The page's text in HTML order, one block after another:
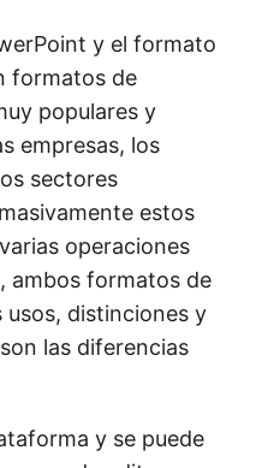
y el formato
formatos de
populares y
empresas, los
sectores
estos
operaciones
ambos formatos de
distinciones y
las diferencias
y se puede